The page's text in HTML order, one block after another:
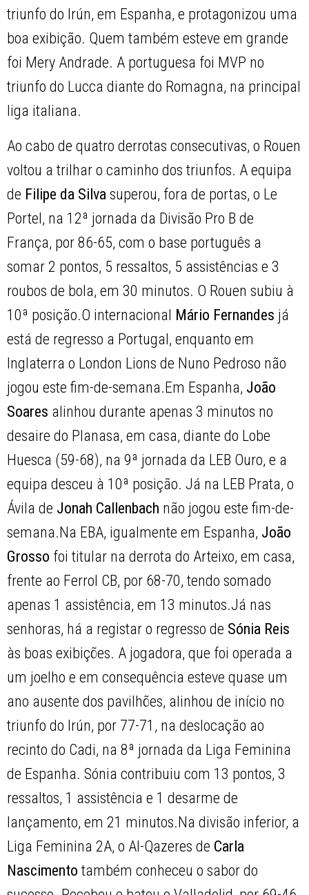
triunfo do Irún, em Espanha, e protagonizou uma
boa exibição. Quem também esteve em grande
foi Mery Andrade. A portuguesa foi MVP no
triunfo do Lucca diante do Romagna, na principal
liga italiana.
Ao cabo de quatro derrotas consecutivas, o Rouen
voltou a trilhar o caminho dos triunfos. A equipa
de Filipe da Silva superou, fora de portas, o Le
Portel, na 12ª jornada da Divisão Pro B de
França, por 86-65, com o base português a
somar 2 pontos, 5 ressaltos, 5 assistências e 3
roubos de bola, em 30 minutos. O Rouen subiu à
10ª posição.O internacional Mário Fernandes já
está de regresso a Portugal, enquanto em
Inglaterra o London Lions de Nuno Pedroso não
jogou este fim-de-semana.Em Espanha, João
Soares alinhou durante apenas 3 minutos no
desaire do Planasa, em casa, diante do Lobe
Huesca (59-68), na 9ª jornada da LEB Ouro, e a
equipa desceu à 10ª posição. Já na LEB Prata, o
Ávila de Jonah Callenbach não jogou este fim-de-
semana.Na EBA, igualmente em Espanha, João
Grosso foi titular na derrota do Arteixo, em casa,
frente ao Ferrol CB, por 68-70, tendo somado
apenas 1 assistência, em 13 minutos.Já nas
senhoras, há a registar o regresso de Sónia Reis
às boas exibições. A jogadora, que foi operada a
um joelho e em consequência esteve quase um
ano ausente dos pavilhões, alinhou de início no
triunfo do Irún, por 77-71, na deslocação ao
recinto do Cadi, na 8ª jornada da Liga Feminina
de Espanha. Sónia contribuiu com 13 pontos, 3
ressaltos, 1 assistência e 1 desarme de
lançamento, em 21 minutos.Na divisão inferior, a
Liga Feminina 2A, o Al-Qazeres de Carla
Nascimento também conheceu o sabor do